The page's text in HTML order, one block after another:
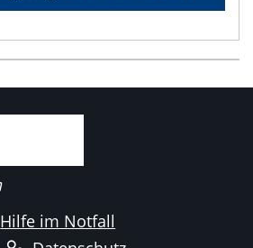
Hilfe im Notfall